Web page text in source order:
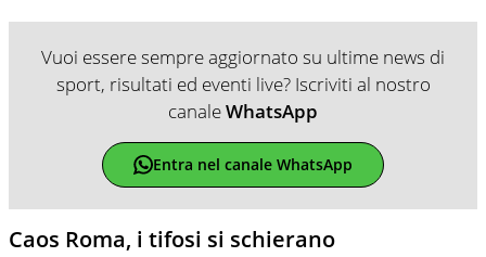
Vuoi essere sempre aggiornato su ultime news di
sport, risultati ed eventi live? Iscriviti al nostro
canaleWhatsApp
Entra nel canale WhatsApp
Caos Roma, i tifosi si schierano